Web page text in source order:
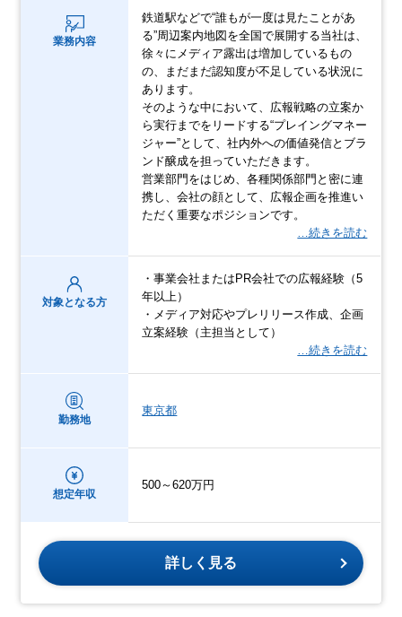
業務内容
鉄道駅などで“誰もが一度は見たことがあ
る”周辺案内地図を全国で展開する当社は、
徐々にメディア露出は増加しているもの
の、まだまだ認知度が不足している状況に
あります。
そのような中において、広報戦略の立案か
ら実行までをリードする“プレイングマネー
ジャー”として、社内外への価値発信とブラ
ンド醸成を担っていただきます。
営業部門をはじめ、各種関係部門と密に連
携し、会社の顔として、広報企画を推進い
ただく重要なポジションです。
…続きを読む
対象となる方
・事業会社またはPR会社での広報経験（5
年以上）
・メディア対応やプレリリース作成、企画
立案経験（主担当として）
…続きを読む
勤務地
東京都
想定年収
500～620万円
詳しく見る